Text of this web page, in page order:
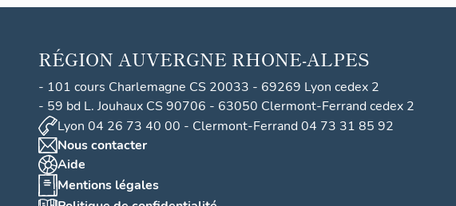
RÉGION AUVERGNE RHONE-ALPES
- 101 cours Charlemagne CS 20033 - 69269 Lyon cedex 2
- 59 bd L. Jouhaux CS 90706 - 63050 Clermont-Ferrand cedex 2
Lyon 04 26 73 40 00 - Clermont-Ferrand 04 73 31 85 92
Nous contacter
Aide
Mentions légales